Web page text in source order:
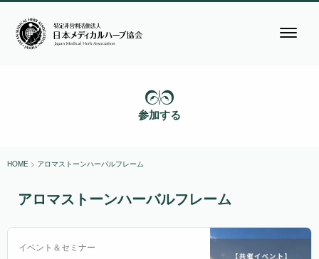
参加する
HOME > アロマストーンハーバルフレーム
アロマストーンハーバルフレーム
イベント＆セミナー